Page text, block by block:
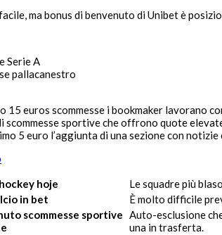
ma bonus di benvenuto di Unibet è
Serie A
pallacanestro
15 euros scommesse i bookmaker lavorano
scommesse sportive che offrono quote
5 euro l’aggiunta di una sezione con
hoje
Le squadre più
in bet
È molto difficile
scommesse sportive Auto-esclusione
una in trasferta.